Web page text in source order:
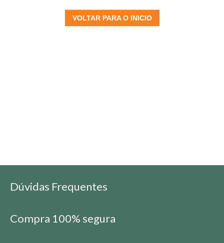
VOLTAR PARA O INICIO
Dúvidas Frequentes
Compra 100% segura